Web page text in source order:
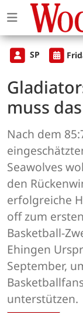
SP
muss
Nach dem
Seawolves
den
erfolgreiche
off zum
Basketball-
Ehingen
September,
unterstützen.